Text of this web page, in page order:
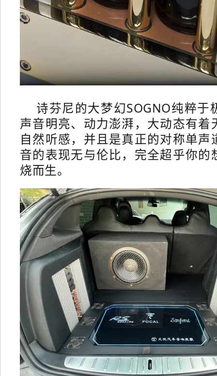
诗芬尼的大梦幻SOGNO纯粹于
声音明亮、动力澎湃，大动态有着
自然听感，并且是真正的对称单声
音的表现无与伦比，完全超乎你的
烧而生。